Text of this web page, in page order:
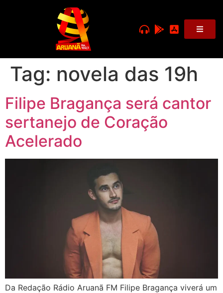
Tag: novela das 19h
Filipe Bragança será cantor
sertanejo de Coração
Acelerado
Da Redação Rádio Aruanã FM Filipe Bragança viverá um